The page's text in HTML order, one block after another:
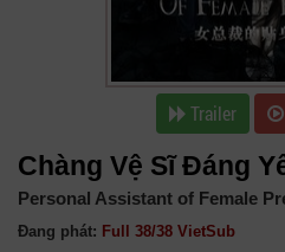
Trailer
Chàng Vệ Sĩ Đáng
Personal Assistant of Female
Đang phát: Full 38/38 VietSub